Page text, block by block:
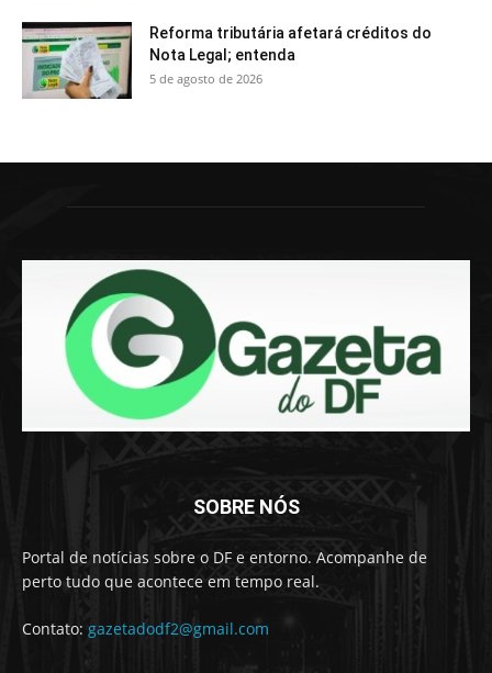
Reforma tributária afetará créditos do
Nota Legal; entenda
5 de agosto de 2026
SOBRE NÓS
Portal de notícias sobre o DF e entorno. Acompanhe de
perto tudo que acontece em tempo real.
Contato: gazetadodf2@gmail.com